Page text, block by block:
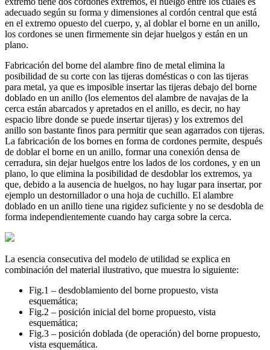
adecuado según su forma y dimensiones al cordón central que está
en el extremo opuesto del cuerpo, y, al doblar el borne en un anillo,
los cordones se unen firmemente sin dejar huelgos y están en un
plano.
Fabricación del borne del alambre fino de metal elimina la
posibilidad de su corte con las tijeras domésticas o con las tijeras
para metal, ya que es imposible insertar las tijeras debajo del borne
doblado en un anillo (los elementos del alambre de navajas de la
cerca están abarcados y apretados en el anillo, es decir, no hay
espacio libre donde se puede insertar tijeras) y los extremos del
anillo son bastante finos para permitir que sean agarrados con tijeras.
La fabricación de los bornes en forma de cordones permite, después
de doblar el borne en un anillo, formar una conexión densa de
cerradura, sin dejar huelgos entre los lados de los cordones, y en un
plano, lo que elimina la posibilidad de desdoblar los extremos, ya
que, debido a la ausencia de huelgos, no hay lugar para insertar, por
ejemplo un destornillador o una hoja de cuchillo. El alambre
doblado en un anillo tiene una rigidez suficiente y no se desdobla de
forma independientemente cuando hay carga sobre la cerca.
La esencia consecutiva del modelo de utilidad se explica en
combinación del material ilustrativo, que muestra lo siguiente:
Fig.1 – desdoblamiento del borne propuesto, vista
esquemática;
Fig.2 – posición inicial del borne propuesto, vista
esquemática;
Fig.3 – posición doblada (de operación) del borne propuesto,
vista esquemática.